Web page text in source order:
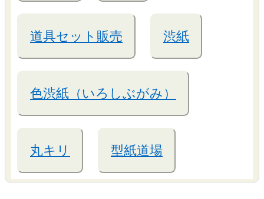
道具セット販売 渋紙
色渋紙（いろしぶがみ）
丸キリ 型紙道場